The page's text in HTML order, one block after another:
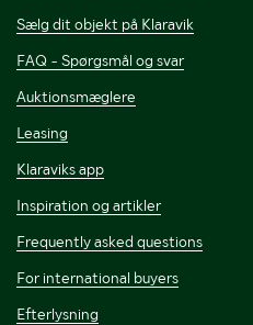
Sælg dit objekt på Klaravik
FAQ - Spørgsmål og svar
Auktionsmæglere
Leasing
Klaraviks app
Inspiration og artikler
Frequently asked questions
For international buyers
Efterlysning